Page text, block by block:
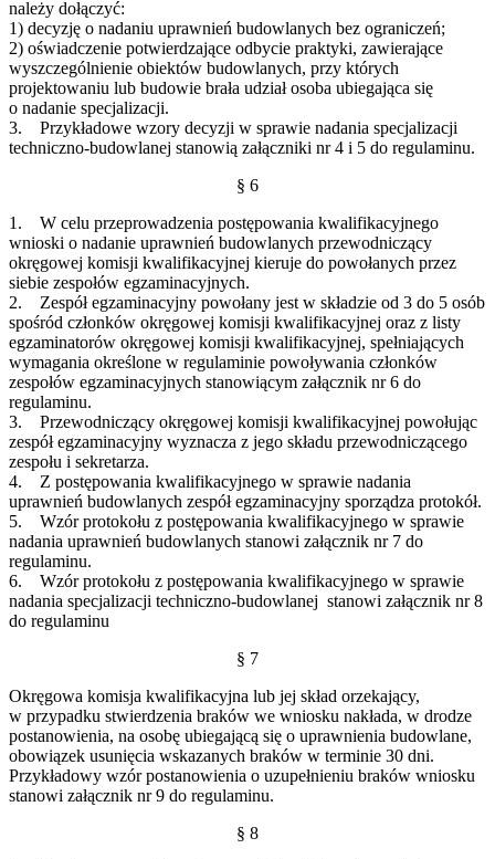
należy dołączyć:
1) decyzję o nadaniu uprawnień budowlanych bez ograniczeń;
2) oświadczenie potwierdzające odbycie praktyki, zawierające
wyszczególnienie obiektów budowlanych, przy których
projektowaniu lub budowie brała udział osoba ubiegająca się
o nadanie specjalizacji.
3. Przykładowe wzory decyzji w sprawie nadania specjalizacji
techniczno-budowlanej stanowią załączniki nr 4 i 5 do regulaminu.
§ 6
1. W celu przeprowadzenia postępowania kwalifikacyjnego
wnioski o nadanie uprawnień budowlanych przewodniczący
okręgowej komisji kwalifikacyjnej kieruje do powołanych przez
siebie zespołów egzaminacyjnych.
2. Zespół egzaminacyjny powołany jest w składzie od 3 do 5 osób
spośród członków okręgowej komisji kwalifikacyjnej oraz z listy
egzaminatorów okręgowej komisji kwalifikacyjnej, spełniających
wymagania określone w regulaminie powoływania członków
zespołów egzaminacyjnych stanowiącym załącznik nr 6 do
regulaminu.
3. Przewodniczący okręgowej komisji kwalifikacyjnej powołując
zespół egzaminacyjny wyznacza z jego składu przewodniczącego
zespołu i sekretarza.
4. Z postępowania kwalifikacyjnego w sprawie nadania
uprawnień budowlanych zespół egzaminacyjny sporządza protokół.
5. Wzór protokołu z postępowania kwalifikacyjnego w sprawie
nadania uprawnień budowlanych stanowi załącznik nr 7 do
regulaminu.
6. Wzór protokołu z postępowania kwalifikacyjnego w sprawie
nadania specjalizacji techniczno-budowlanej stanowi załącznik nr 8
do regulaminu
§ 7
Okręgowa komisja kwalifikacyjna lub jej skład orzekający,
w przypadku stwierdzenia braków we wniosku nakłada, w drodze
postanowienia, na osobę ubiegającą się o uprawnienia budowlane,
obowiązek usunięcia wskazanych braków w terminie 30 dni.
Przykładowy wzór postanowienia o uzupełnieniu braków wniosku
stanowi załącznik nr 9 do regulaminu.
§ 8